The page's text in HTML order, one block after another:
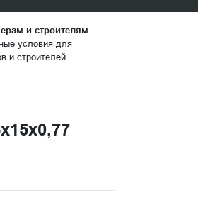
и строителям
условия для
и строителей